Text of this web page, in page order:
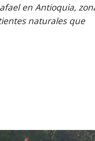
en Antioquia,
naturales que